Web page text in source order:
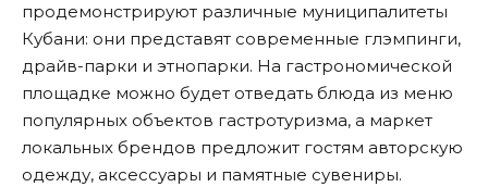
продемонстрируют различные муниципалитеты
Кубани: они представят современные глэмпинги,
драйв-парки и этнопарки. На гастрономической
площадке можно будет отведать блюда из меню
популярных объектов гастротуризма, а маркет
локальных брендов предложит гостям авторскую
одежду, аксессуары и памятные сувениры.